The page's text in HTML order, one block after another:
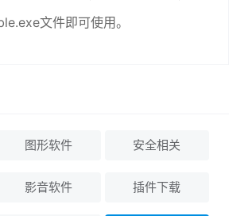
文件即可使用。
图形软件 安全相关
影音软件 插件下载